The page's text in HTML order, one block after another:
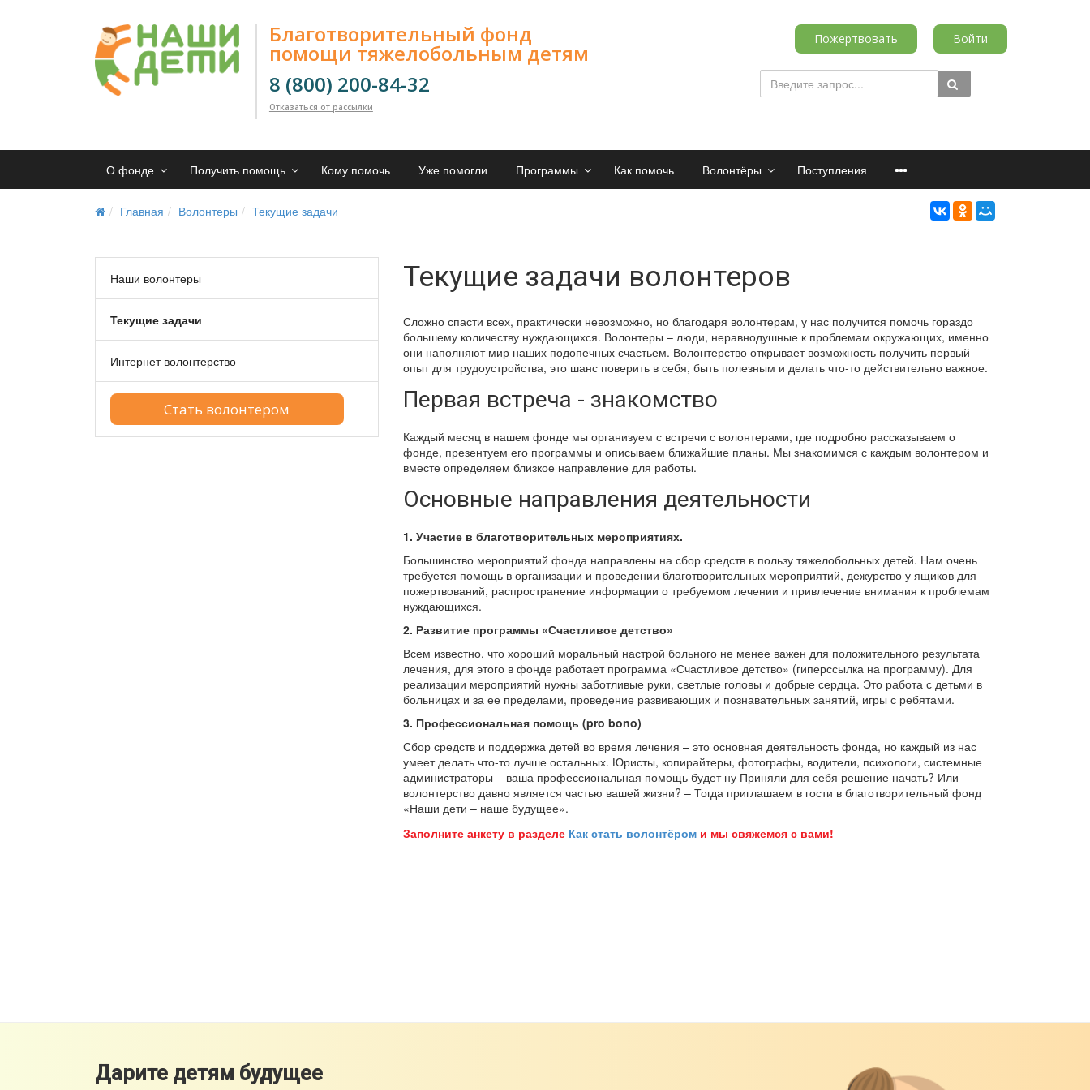
Благотворительный фонд
помощи тяжелобольным детям
8 (800) 200-84-32
Отказаться от рассылки
Пожертвовать Войти
О фонде Получить помощь Кому помочь Уже помогли Программы Как помочь Волонтёры Поступления
Главная Волонтеры Текущие задачи
Наши волонтеры
Текущие задачи
Интернет волонтерство
Cтать волонтером
Текущие задачи волонтеров
Сложно спасти всех, практически невозможно, но благодаря волонтерам, у нас получится помочь гораздо
большему количеству нуждающихся. Волонтеры – люди, неравнодушные к проблемам окружающих, именно
они наполняют мир наших подопечных счастьем. Волонтерство открывает возможность получить первый
опыт для трудоустройства, это шанс поверить в себя, быть полезным и делать что-то действительно важное.
Первая встреча - знакомство
Каждый месяц в нашем фонде мы организуем с встречи с волонтерами, где подробно рассказываем о
фонде, презентуем его программы и описываем ближайшие планы. Мы знакомимся с каждым волонтером и
вместе определяем близкое направление для работы.
Основные направления деятельности
1. Участие в благотворительных мероприятиях.
Большинство мероприятий фонда направлены на сбор средств в пользу тяжелобольных детей. Нам очень
требуется помощь в организации и проведении благотворительных мероприятий, дежурство у ящиков для
пожертвований, распространение информации о требуемом лечении и привлечение внимания к проблемам
нуждающихся.
2. Развитие программы «Счастливое детство»
Всем известно, что хороший моральный настрой больного не менее важен для положительного результата
лечения, для этого в фонде работает программа «Счастливое детство» (гиперссылка на программу). Для
реализации мероприятий нужны заботливые руки, светлые головы и добрые сердца. Это работа с детьми в
больницах и за ее пределами, проведение развивающих и познавательных занятий, игры с ребятами.
3. Профессиональная помощь (pro bono)
Сбор средств и поддержка детей во время лечения – это основная деятельность фонда, но каждый из нас
умеет делать что-то лучше остальных. Юристы, копирайтеры, фотографы, водители, психологи, системные
администраторы – ваша профессиональная помощь будет ну Приняли для себя решение начать? Или
волонтерство давно является частью вашей жизни? – Тогда приглашаем в гости в благотворительный фонд
«Наши дети – наше будущее».
Заполните анкету в разделе Как стать волонтёром и мы свяжемся с вами!
Дарите детям будущее